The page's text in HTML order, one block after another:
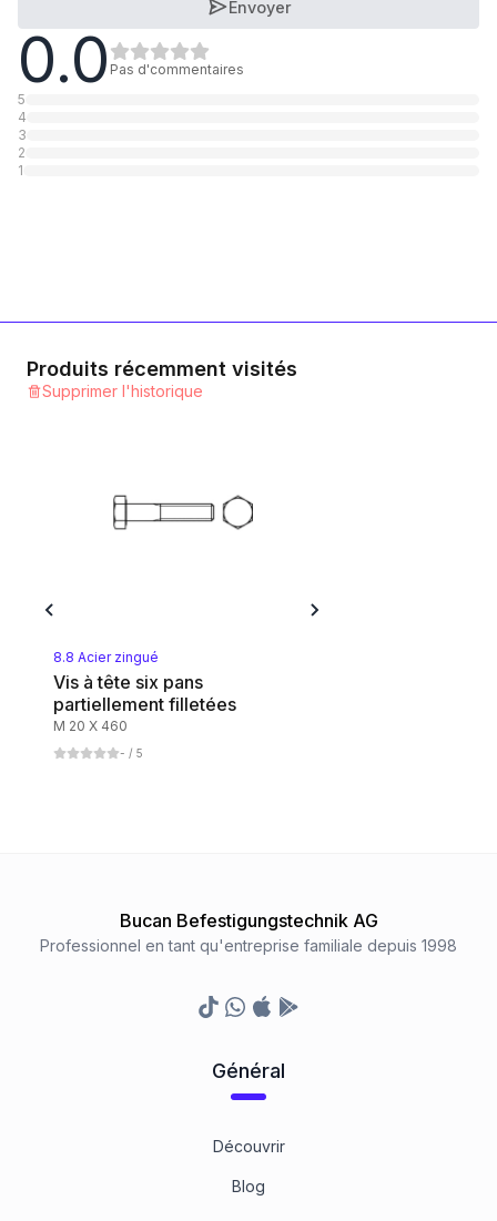
5.6 Stahl verzinkt
1 Catégorie
12.9 Stahl blank
A4 rostfrei
8.8 Stahl blank
Envoyer
0.0 Pas d'commentaires
5
4
3
2
1
Produits récemment visités
Supprimer l'historique
8.8 Acier zingué
Vis à tête six pans
partiellement filletées
M 20 X 460
- / 5
Bucan Befestigungstechnik AG
Professionnel en tant qu'entreprise familiale depuis 1998
TikTokWhatsapp
Appstore
Google Play Store
Général
Découvrir
Blog